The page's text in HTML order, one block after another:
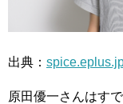
出典：
原田優一さんはす